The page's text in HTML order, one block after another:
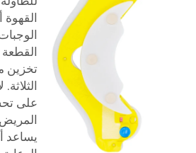
القهوة
تخزين
على
يساعد